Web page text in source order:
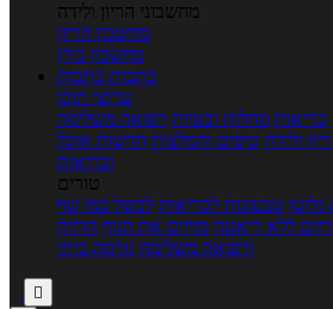
מחשבוני הריון ולידה
מחשבון הריון
מחשבון ביוץ
כתבות כתבות
ערוצי תוכן
בריאות מחלות ובעיות רפואה משלימה
ולידה טיפים והמלצות חדשות אוכל
ובריאות
טורים
טבעונות לבריאות לבשל כמו שף
ללא דיאטה מזיזים את הגוף הרזיה
ורפואה משלימה גורמה ביתי
